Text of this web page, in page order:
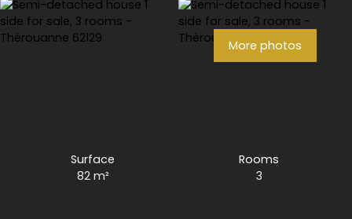
More photos
Surface
82 m²
Rooms
3